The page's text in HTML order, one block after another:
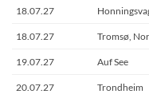
18.07.27
18.07.27 Tromsø,
19.07.27 Auf See
20.07.27 Trondheim